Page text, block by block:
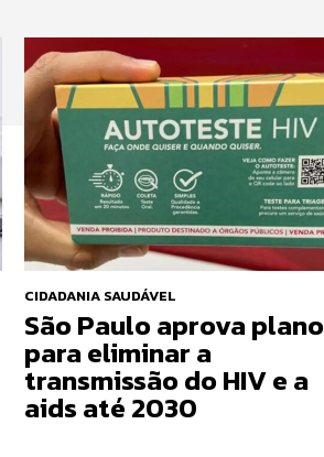
CIDADANIA SAUDÁVEL
São Paulo aprova plano
para eliminar a
transmissão do HIV e a
aids até 2030